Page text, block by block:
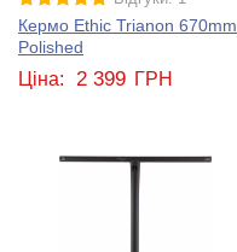
Кермо Ethic Trianon 670mm
Polished
Ціна: 2 399 ГРН